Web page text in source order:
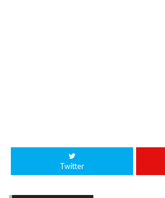
Twitter